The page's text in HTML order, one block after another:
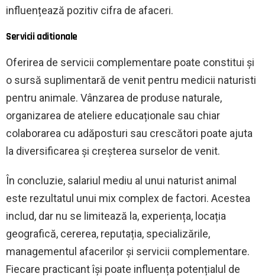
influențează pozitiv cifra de afaceri.
Servicii aditionale
Oferirea de servicii complementare poate constitui și
o sursă suplimentară de venit pentru medicii naturisti
pentru animale. Vânzarea de produse naturale,
organizarea de ateliere educaționale sau chiar
colaborarea cu adăposturi sau crescători poate ajuta
la diversificarea și creșterea surselor de venit.
În concluzie, salariul mediu al unui naturist animal
este rezultatul unui mix complex de factori. Acestea
includ, dar nu se limitează la, experiența, locația
geografică, cererea, reputația, specializările,
managementul afacerilor și servicii complementare.
Fiecare practicant își poate influența potențialul de